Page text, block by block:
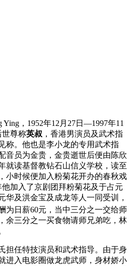
Ying ，1952年12月27日—1997年11
世尊称英叔 ，香港男演员及武术指
称。他也是李小龙的专用武术指
音员为金贵，金贵逝世后便由陈欣
就读基督教钻石山信义学校，读至
小时候便加入粉菊花开办的春秋戏
加入了京剧团拜粉菊花及于占元
华及洪金宝及成龙等人一同受训，
为日薪60元，当中三分之一交给师
余三分之一买食物请师兄弟吃，林
担任特技演员和武术指导。由于身
进入电影圈做龙虎武师，身材娇小